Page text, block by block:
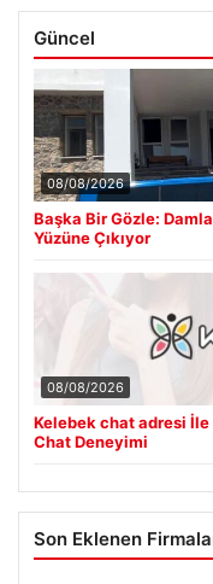
Güncel
08/08/2026
Başka Bir Gözle:
Yüzüne Çıkıyor
08/08/2026
Kelebek chat adresi
Chat Deneyimi
Son Eklenen